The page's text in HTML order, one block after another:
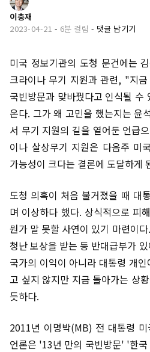
이충재
2023-04-21 - 6분 걸림 - 댓글 남기기
미국 정보기관의 도청 문건에는
크라이나 무기 지원과 관련, "지
국빈방문과 맞바꿨다고 인식될
온다. 그가 왜 고민을 했는지는 윤
서 무기 지원의 길을 열어둔 언급
이나 살상무기 지원은 다음주 미
가능성이 크다는 결론에 도달하게
도청 의혹이 처음 불거졌을 때 대
며 이상하다 했다. 상식적으로 피
뭔가 말 못할 사연이 있기 마련이
청난 보상을 받는 등 반대급부가
국가의 이익이 아니라 대통령 개
고 싶지 않지만 지금 돌아가는 상
듯하다.
2011년 이명박(MB) 전 대통령
언론은 '13년 만의 국빈방문' '한